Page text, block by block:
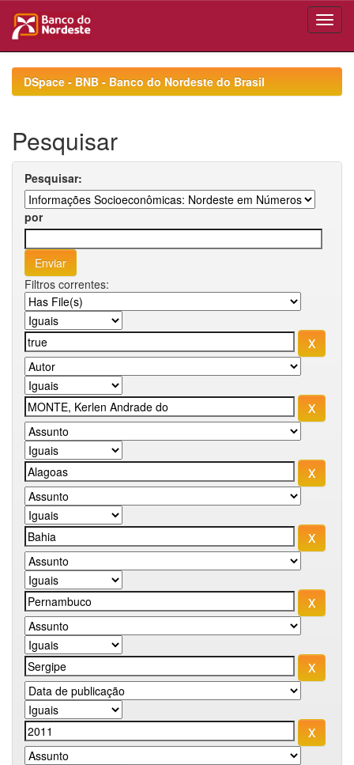
navigationDSpace - BNB - Banco do Nordeste do Brasil
Pesquisar
Pesquisar:
por
Filtros correntes: